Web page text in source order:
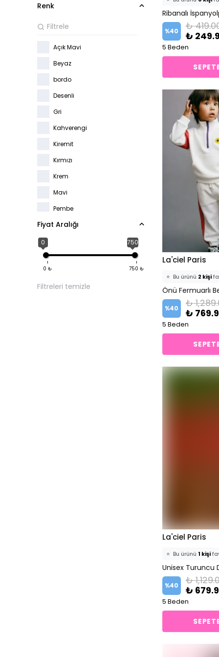
Renk
Açık Mavi
Beyaz
bordo
Desenli
Gri
Kahverengi
Kiremit
Kırmızı
Krem
Mavi
Pembe
Petrol Mavi
Siyah
Yeşil
Fiyat Aralığı
0 750
0 ₺ 750 ₺
Filtreleri temizle
🛒 0 kişi sepetine
Bugün0 adet
%40
₺
₺
5 Beden
La'ciel Paris
⭐️ Bu ürünü 2 kişi
🛒 0 kişisepetine
Bugün0 adet
%40
₺
₺
5 Beden
La'ciel Paris
⭐️ Bu ürünü 1 kişi
🛒 0 kişisepetine
Bugün0 adet
Unisex Turuncu
%40
₺
₺
5 Beden